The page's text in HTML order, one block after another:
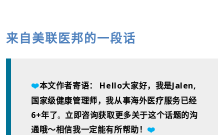
来自美联医邦的一段话
❤️本文作者寄语： Hello大家好，我是Jalen,
国家级健康管理师，我从事海外医疗服务已经
6+年了。 立即咨询获取更多关于这个话题的沟
通哦～相信我一定能有所帮助！❤️